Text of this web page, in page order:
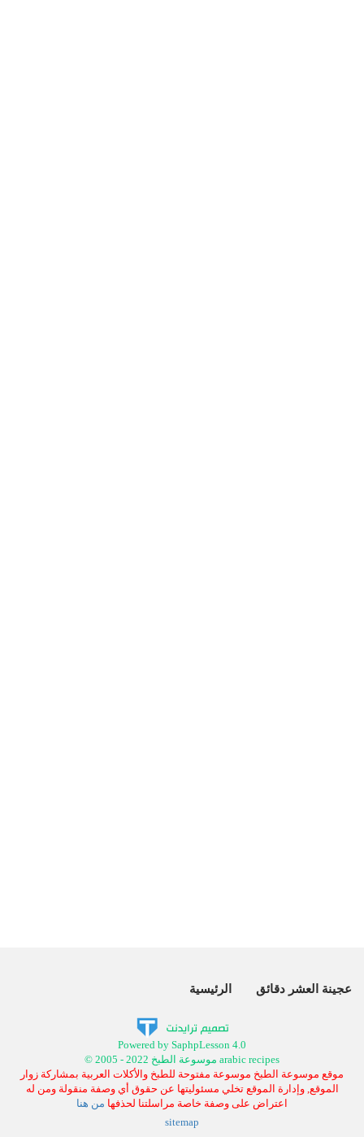
عجينة العشر دقائق الرئيسية
Powered by SaphpLesson 4.0
© 2005 - 2022 موسوعة الطبخ arabic recipes
موقع موسوعة الطبخ موسوعة مفتوحة للطبخ والأكلات العربية بمشاركة زوار
الموقع, وإدارة الموقع تخلي مسئوليتها عن حقوق أي وصفة منقولة ومن له
اعتراض على وصفة خاصة مراسلتنا لحذفها من هنا
sitemap